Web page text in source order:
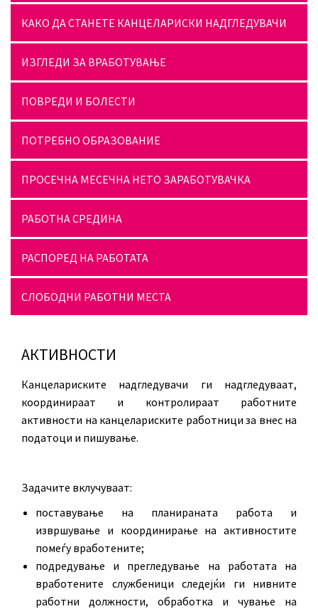
КАКО ДА СТАНЕТЕ КАНЦЕЛАРИСКИ НАДГЛЕДУВАЧИ
ИЗГЛЕДИ ЗА ВРАБОТУВАЊЕ
ПОВРЕДИ И БОЛЕСТИ
ПОТРЕБНО ОБРАЗОВАНИЕ
ПРОСЕЧНА МЕСЕЧНА НЕТО ЗАРАБОТУВАЧКА
РАБОТНА СРЕДИНА
РАСПОРЕД НА РАБОТАТА
СЛОБОДНИ РАБОТНИ МЕСТА
АКТИВНОСТИ
Канцелариските надгледувачи ги надгледуваат,
координираат и контролираат работните
активности на канцелариските работници за внес на
податоци и пишување.
Задачите вклучуваат:
поставување на планираната работа и
извршување и координирање на активностите
помеѓу вработените;
подредување и прегледување на работата на
вработените службеници следејќи ги нивните
работни должности, обработка и чување на